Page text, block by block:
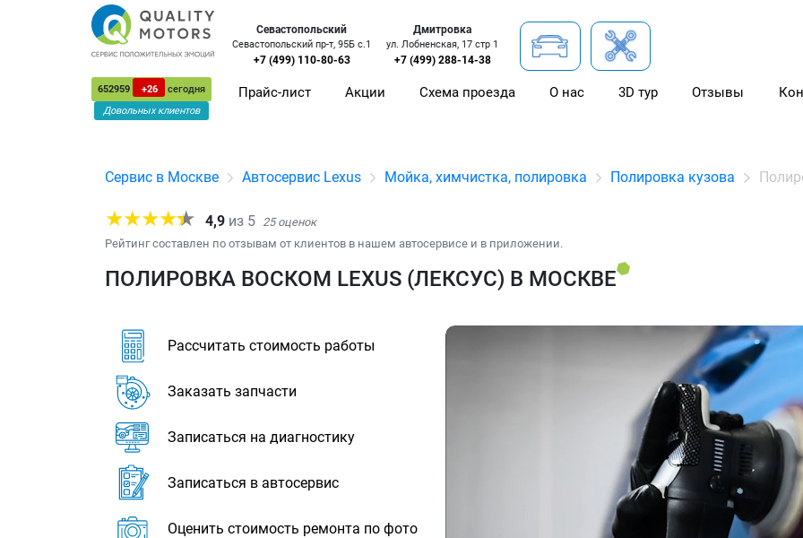
652959 +26
сегодня
Довольных клиентов
Севастопольский
Севастопольский пр-т, 95Б с.1
+7 (499) 110-80-63
Дмитровка
ул. Лобненская, 17 стр 1
+7 (499) 288-14-38
Прайс-лист Акции Схема проезда О нас 3D тур Отзывы
Сервис в Москве Автосервис Lexus Мойка, химчистка, полировка Полировка кузова
4,9 из 5 25оценок
Рейтинг составлен по отзывам от клиентов в нашем автосервисе и в приложении.
ПОЛИРОВКА ВОСКОМ LEXUS (ЛЕКСУС) В МОСКВЕ
Рассчитать стоимость работы
Заказать запчасти
Записаться на диагностику
Записаться в автосервис
Оценить стоимость ремонта по фото